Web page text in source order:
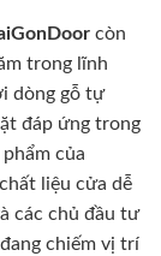
còn
trong lĩnh
dòng gỗ tự
đáp ứng trong
của
liệu cửa dễ
các chủ đầu tư
chiếm vị trí